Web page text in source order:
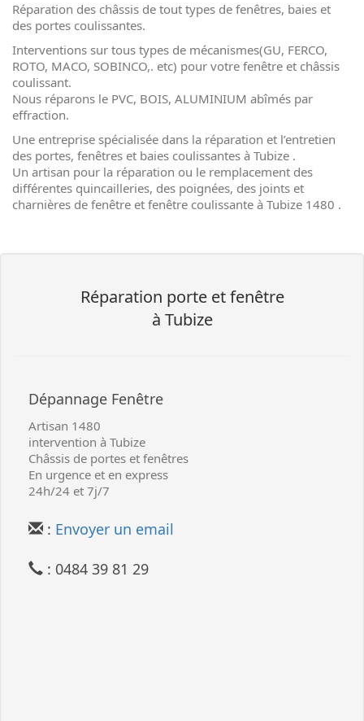
Réparation des châssis de tout types de fenêtres, baies et
des portes coulissantes.
Interventions sur tous types de mécanismes(GU, FERCO,
ROTO, MACO, SOBINCO,. etc) pour votre fenêtre et châssis
coulissant.
Nous réparons le PVC, BOIS, ALUMINIUM abîmés par
effraction.
Une entreprise spécialisée dans la réparation et l’entretien
des portes, fenêtres et baies coulissantes à Tubize .
Un artisan pour la réparation ou le remplacement des
différentes quincailleries, des poignées, des joints et
charnières de fenêtre et fenêtre coulissante à Tubize 1480 .
Réparation porte et fenêtre
à Tubize
Dépannage Fenêtre
Artisan 1480
intervention à Tubize
Châssis de portes et fenêtres
En urgence et en express
24h/24 et 7j/7
: Envoyer un email
: 0484 39 81 29